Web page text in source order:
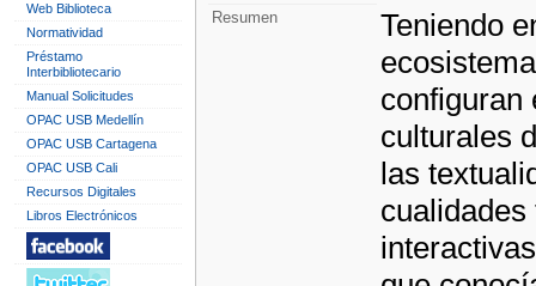
Web Biblioteca
Normatividad
Préstamo
Interbibliotecario
Manual Solicitudes
OPAC USB Medellín
OPAC USB Cartagena
OPAC USB Cali
Recursos Digitales
Libros Electrónicos
Resumen
Teniendo
configuran
culturales
las